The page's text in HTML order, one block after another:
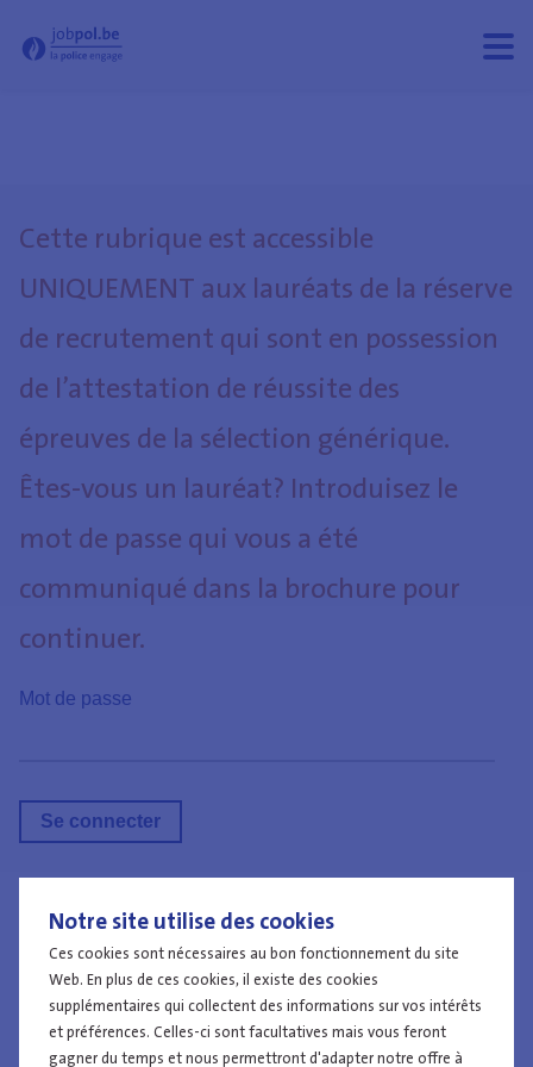
Notre site utilise des cookies
Ces cookies sont nécessaires au bon fonctionnement du site
Web. En plus de ces cookies, il existe des cookies
supplémentaires qui collectent des informations sur vos intérêts
et préférences. Celles-ci sont facultatives mais vous feront
gagner du temps et nous permettront d'adapter notre offre à
- Jobpol
Cette rubrique est accessible
UNIQUEMENT aux lauréats de la réserve
de recrutement qui sont en possession
de l’attestation de réussite des
épreuves de la sélection générique.
Êtes-vous un lauréat? Introduisez le
mot de passe qui vous a été
communiqué dans la brochure pour
continuer.
Mot de passe
Travailler à la police